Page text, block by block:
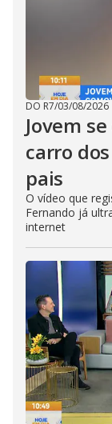
DO R7/03/08/2026
Jovem
carro
pais
O vídeo que
Fernando já
internet